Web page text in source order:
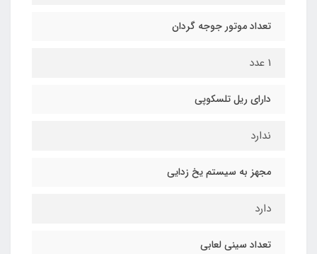
تعداد موتور جوجه گردان
1 عدد
دارای ریل تلسکوپی
ندارد
مجهز به سیستم یخ زدایی
دارد
تعداد سینی لعابی